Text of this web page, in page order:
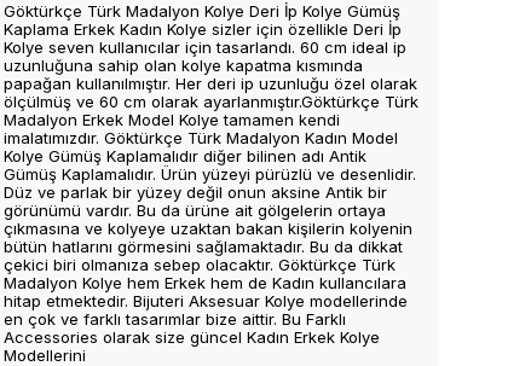
Göktürkçe Türk Madalyon Kolye Deri İp Kolye Gümüş
Kaplama Erkek Kadın Kolye sizler için özellikle Deri İp
Kolye seven kullanıcılar için tasarlandı. 60 cm ideal ip
uzunluğuna sahip olan kolye kapatma kısmında
papağan kullanılmıştır. Her deri ip uzunluğu özel olarak
ölçülmüş ve 60 cm olarak ayarlanmıştır.Göktürkçe Türk
Madalyon Erkek Model Kolye tamamen kendi
imalatımızdır. Göktürkçe Türk Madalyon Kadın Model
Kolye Gümüş Kaplamalıdır diğer bilinen adı Antik
Gümüş Kaplamalıdır. Ürün yüzeyi pürüzlü ve desenlidir.
Düz ve parlak bir yüzey değil onun aksine Antik bir
görünümü vardır. Bu da ürüne ait gölgelerin ortaya
çıkmasına ve kolyeye uzaktan bakan kişilerin kolyenin
bütün hatlarını görmesini sağlamaktadır. Bu da dikkat
çekici biri olmanıza sebep olacaktır. Göktürkçe Türk
Madalyon Kolye hem Erkek hem de Kadın kullancılara
hitap etmektedir. Bijuteri Aksesuar Kolye modellerinde
en çok ve farklı tasarımlar bize aittir. Bu Farklı
Accessories olarak size güncel Kadın Erkek Kolye
Modellerini